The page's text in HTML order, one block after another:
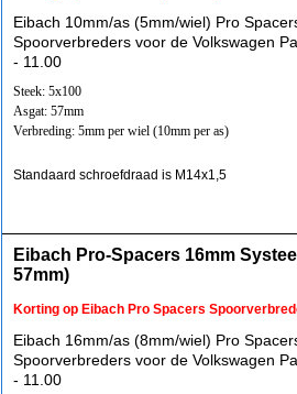
Eibach 10mm/as (5mm/wiel) Pro
Spoorverbreders voor de Volkswagen
- 11.00
Steek: 5x100
Asgat: 57mm
Verbreding: 5mm per wiel (10mm per as)
Standaard schroefdraad is M14x1,5
Eibach Pro-Spacers 16mm
57mm)
Korting op Eibach Pro Spacers
Eibach 16mm/as (8mm/wiel) Pro
Spoorverbreders voor de Volkswagen
- 11.00